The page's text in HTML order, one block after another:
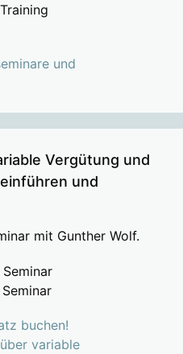
und
Vergütung und
und
mit Gunther Wolf.
buchen!
variable